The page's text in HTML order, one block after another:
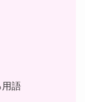
語